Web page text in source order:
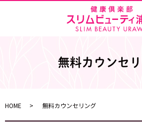
無料カウンセ
HOME 無料カウンセリング